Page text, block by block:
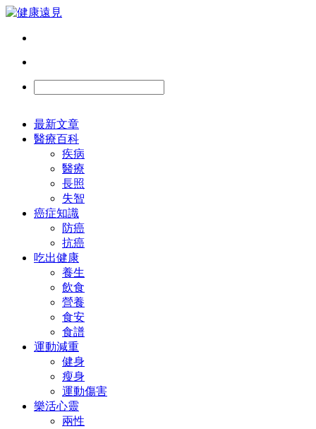
最新文章
醫療百科
疾病
醫療
長照
失智
癌症知識
防癌
抗癌
吃出健康
養生
飲食
營養
食安
食譜
運動減重
健身
瘦身
運動傷害
樂活心靈
兩性